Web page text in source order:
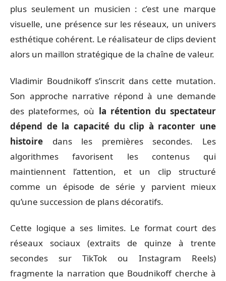
plus seulement un musicien : c’est une marque
visuelle, une présence sur les réseaux, un univers
esthétique cohérent. Le réalisateur de clips devient
alors un maillon stratégique de la chaîne de valeur.
Vladimir Boudnikoff s’inscrit dans cette mutation.
Son approche narrative répond à une demande
des plateformes, où la rétention du spectateur
dépend de la capacité du clip à raconter une
histoire dans les premières secondes. Les
algorithmes favorisent les contenus qui
maintiennent l’attention, et un clip structuré
comme un épisode de série y parvient mieux
qu’une succession de plans décoratifs.
Cette logique a ses limites. Le format court des
réseaux sociaux (extraits de quinze à trente
secondes sur TikTok ou Instagram Reels)
fragmente la narration que Boudnikoff cherche à